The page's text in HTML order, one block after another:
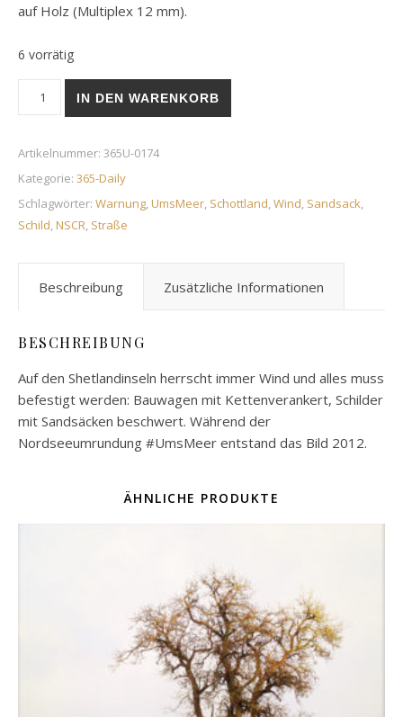
auf Holz (Multiplex 12 mm).
6 vorrätig
Loose Chippings | 22. Juni 2019 Menge
IN DEN WARENKORB
Artikelnummer: 365U-0174
Kategorie: 365-Daily
Schlagwörter: Warnung,UmsMeer, Schottland,Wind, Sandsack,
Schild,NSCR, Straße
Beschreibung Zusätzliche Informationen
BESCHREIBUNG
Auf den Shetlandinseln herrscht immer Wind und alles muss
befestigt werden: Bauwagen mit Kettenverankert, Schilder
mit Sandsäcken beschwert. Während der
Nordseeumrundung #UmsMeer entstand das Bild 2012.
ÄHNLICHE PRODUKTE